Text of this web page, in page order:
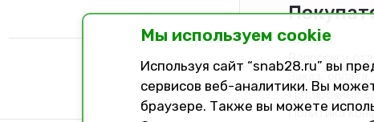
Каталог
Заказ, оплата,
Подарочные
Политика
Мы используем cookie
Используя сайт “snab28.ru” вы
сервисов веб-аналитики. Вы
браузере. Также вы можете